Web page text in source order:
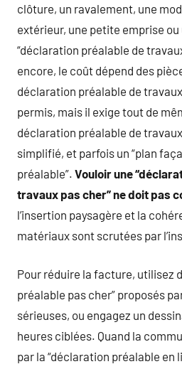
clôture, un ravalement, une
extérieur, une petite emprise ou
“déclaration préalable de
encore, le coût dépend des
déclaration préalable de
permis, mais il exige tout de
déclaration préalable de
simplifié, et parfois un “plan
préalable”. Vouloir une
travaux pas cher” ne doit pas
l’insertion paysagère et la
matériaux sont scrutées par
Pour réduire la facture, utilisez
préalable pas cher” proposés
sérieuses, ou engagez un
heures ciblées. Quand la
par la “déclaration préalable en